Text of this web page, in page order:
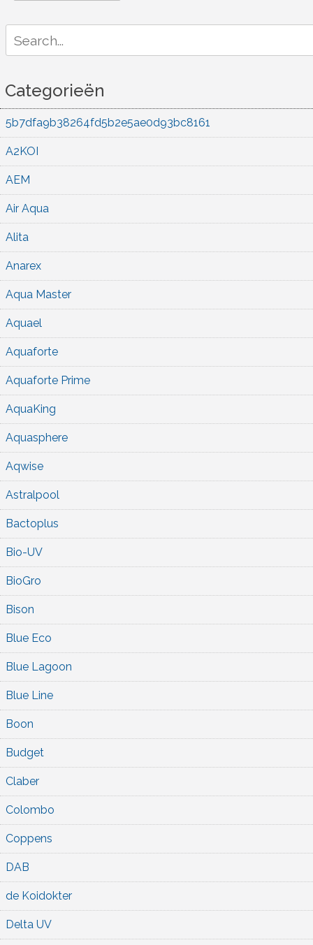
for:
Categorieën
5b7dfa9b38264fd5b2e5ae0d93bc8161
A2KOI
AEM
Air Aqua
Alita
Anarex
Aqua Master
Aquael
Aquaforte
Aquaforte Prime
AquaKing
Aquasphere
Aqwise
Astralpool
Bactoplus
Bio-UV
BioGro
Bison
Blue Eco
Blue Lagoon
Blue Line
Boon
Budget
Claber
Colombo
Coppens
DAB
de Koidokter
Delta UV